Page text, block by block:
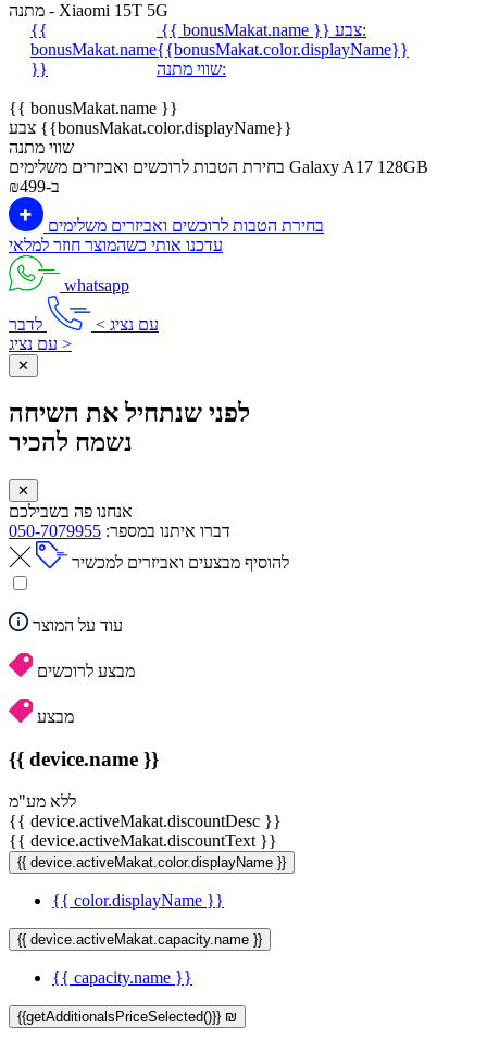
מתנה - Xiaomi 15T 5G
{{
bonusMakat.name
}}
{{ bonusMakat.name }}
צבע:
{{bonusMakat.color.displayName}}
שווי מתנה:
{{ bonusMakat.name }}
צבע {{bonusMakat.color.displayName}}
שווי מתנה
Galaxy A17 128GB
ב-₪499
בחירת הטבות לרוכשים ואביזרים משלימים
עדכנו אותי כשהמוצר חוזר למלאי
whatsapp
עם נציג >
לדבר
עם נציג >
✕
לפני שנתחיל את השיחה
נשמח להכיר
✕
אנחנו פה בשבילכם
דברו איתנו במספר: 050-7079955
להוסיף מבצעים ואביזרים למכשיר
עוד על המוצר
מבצע לרוכשים
מבצע
{{ device.name }}
ללא מע"מ
{{ device.activeMakat.discountDesc }}
{{ device.activeMakat.discountText }}
{{ device.activeMakat.color.displayName }}
{{ color.displayName }}
{{ device.activeMakat.capacity.name }}
{{ capacity.name }}
{{getAdditionalsPriceSelected()}} ₪